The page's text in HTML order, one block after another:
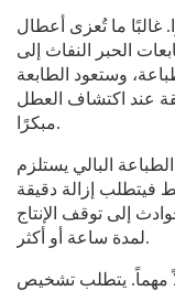
غالبًا ما تُعزى أعطال
الحبر النفاث إلى
وستعود الطابعة
الأمر من 10 إلى 15 دقيقة عند اكتشاف العطل
مبكرًا.
البالي يستلزم
فيتطلب إزالة دقيقة
إلى توقف الإنتاج
لمدة ساعة أو أكثر.
مهماً. يتطلب تشخيص